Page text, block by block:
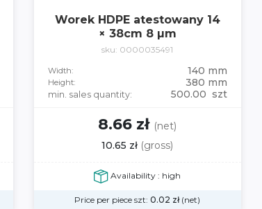
Worek HDPE atestowany 14
× 38cm 8 µm
sku: 0000035491
Width: 140 mm
Height: 380 mm
min. sales quantity: 500.00 szt
8.66 zł (net)
10.65 zł (gross)
Availability : high
Price per piece szt:0.02 zł(net)